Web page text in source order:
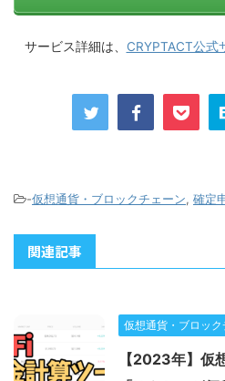
サービス詳細は、 CRYPTACT公式
-仮想通貨・ブロックチェーン, 確定
関連記事
仮想通貨・ブロック
【2023年】仮